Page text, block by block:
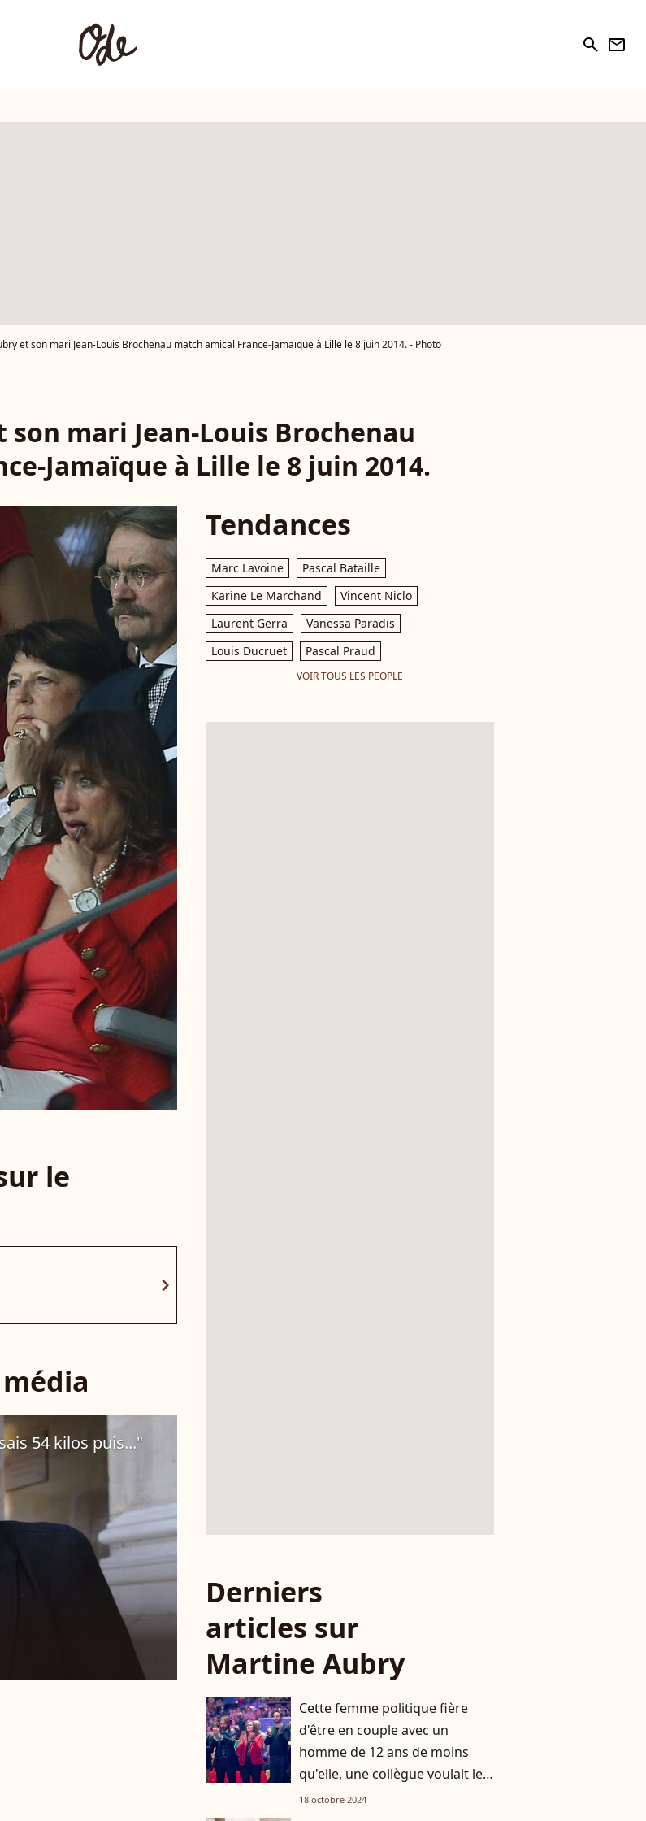
search newsletter
et son mari Jean-Louis Brochenau match amical France-Jamaïque à Lille le 8 juin 2014. - Photo
mari Jean-Louis Brochenau
Jamaïque à Lille le 8 juin 2014.
le
chevron_right
54 kilos puis..."
Tendances
Marc Lavoine
Pascal Bataille
Karine Le Marchand
Vincent Niclo
Laurent Gerra
Vanessa Paradis
Louis Ducruet
Pascal Praud
VOIR TOUS LES PEOPLE
Derniers
articles sur
Martine Aubry
Cette femme politique fière
d'être en couple avec un
homme de 12 ans de moins
qu'elle, une collègue voulait le
lui piquer !
18 octobre 2024